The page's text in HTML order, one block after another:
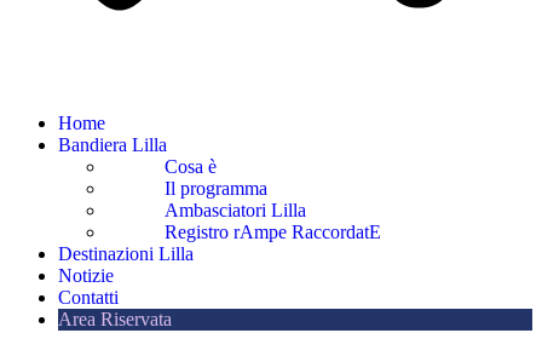
Home
Bandiera Lilla
Cosa è
Il programma
Ambasciatori Lilla
Registro rAmpe RaccordatE
Destinazioni Lilla
Notizie
Contatti
Area Riservata